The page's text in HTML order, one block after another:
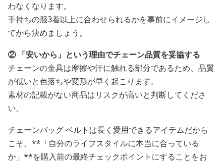
わなくなります。
手持ちの服3着以上に合わせられるかを事前にイメージし
てから決めましょう。
② 「安いから」という理由でチェーン品質を妥協する
チェーンの金具は摩擦や汗に触れる部分であるため、品質
が低いと色落ちや変形が早く起こります。
素材の記載がない商品はリスクが高いと判断してくださ
い。
チェーンバッグ ベルトは長く愛用できるアイテムだから
こそ、**「自分のライフスタイルに本当に合っている
か」**を購入前の最終チェックポイントにすることをお